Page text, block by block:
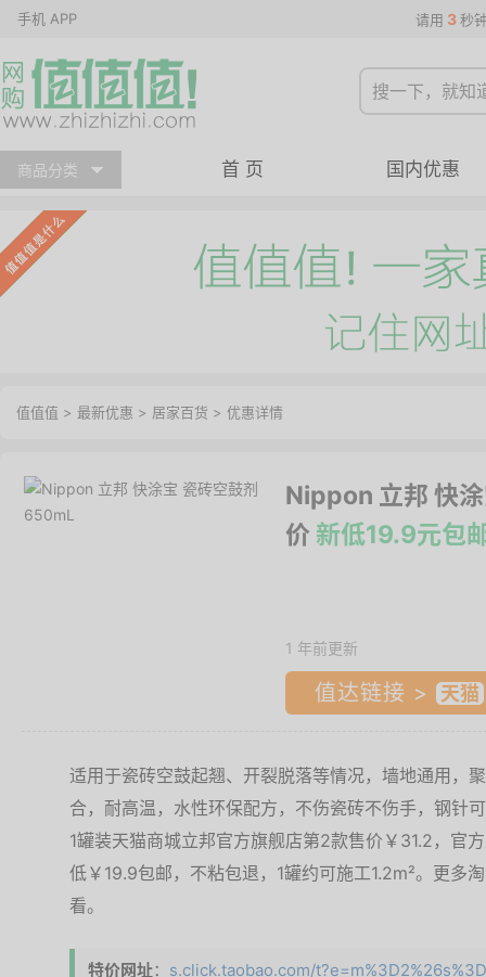
手机 APP 请用 3 秒
商品分类 首 页 国内优惠
值值值 > 最新优惠 > 居家百货 > 优惠详情
Nippon 立邦 快
价 新低19.9元包
1 年前更新
值达链接 >
适用于瓷砖空鼓起翘、开裂脱落等情况，墙地通用，
合，耐高温，水性环保配方，不伤瓷砖不伤手，钢针
1罐装天猫商城立邦官方旗舰店第2款售价￥31.2，官
低￥19.9包邮，不粘包退，1罐约可施工1.2m²。更多
看。
特价网址： s.click.taobao.com/